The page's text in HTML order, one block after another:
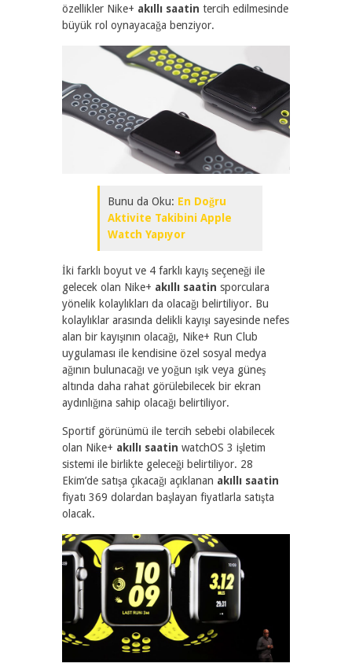
özellikler Nike+ akıllı saatin tercih edilmesinde
büyük rol oynayacağa benziyor.
Bunu da Oku: En Doğru
Aktivite Takibini Apple
Watch Yapıyor
İki farklı boyut ve 4 farklı kayış seçeneği ile
gelecek olan Nike+ akıllı saatin sporculara
yönelik kolaylıkları da olacağı belirtiliyor. Bu
kolaylıklar arasında delikli kayışı sayesinde nefes
alan bir kayışının olacağı, Nike+ Run Club
uygulaması ile kendisine özel sosyal medya
ağının bulunacağı ve yoğun ışık veya güneş
altında daha rahat görülebilecek bir ekran
aydınlığına sahip olacağı belirtiliyor.
Sportif görünümü ile tercih sebebi olabilecek
olan Nike+ akıllı saatin watchOS 3 işletim
sistemi ile birlikte geleceği belirtiliyor. 28
Ekim’de satışa çıkacağı açıklanan akıllı saatin
fiyatı 369 dolardan başlayan fiyatlarla satışta
olacak.